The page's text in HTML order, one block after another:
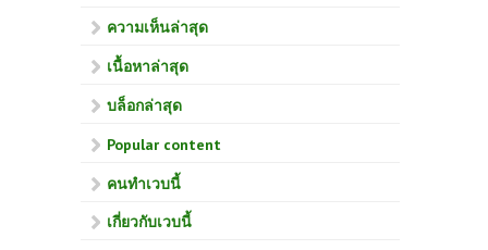
ความเห็นล่าสุด
เนื้อหาล่าสุด
บล็อกล่าสุด
Popular content
คนทำเวบนี้
เกี่ยวกับเวบนี้